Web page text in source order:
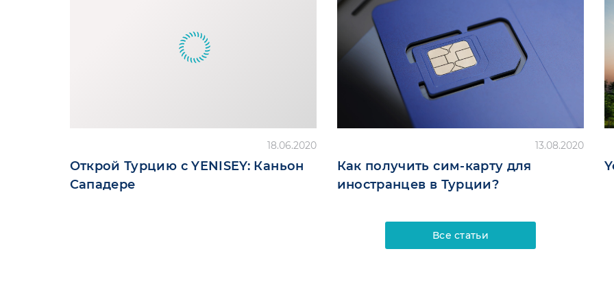
18.06.2020
Открой Турцию с YENISEY: Каньон
Сападере
13.08.2020
Как получить сим-карту для
иностранцев в Турции?
Все статьи